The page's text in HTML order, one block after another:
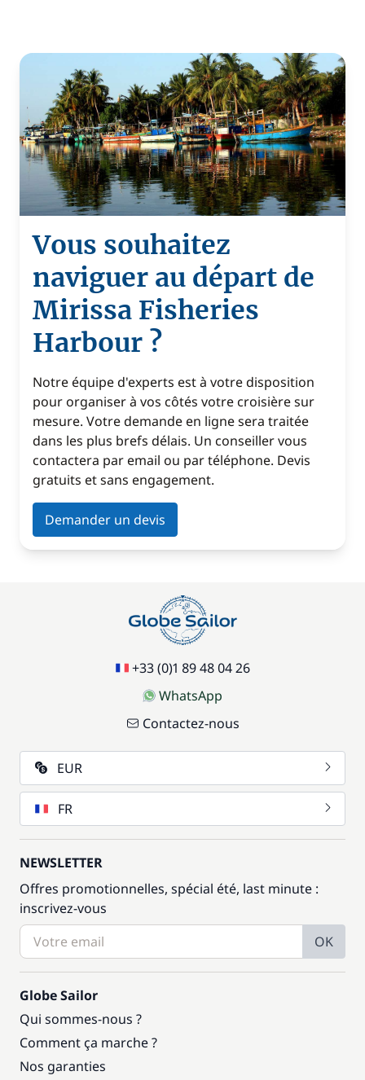
Vous souhaitez
naviguer au départ de
Mirissa Fisheries
Harbour ?
Notre équipe d'experts est à votre disposition
pour organiser à vos côtés votre croisière sur
mesure. Votre demande en ligne sera traitée
dans les plus brefs délais. Un conseiller vous
contactera par email ou par téléphone. Devis
gratuits et sans engagement.
Demander un devis
+33 (0)1 89 48 04 26
WhatsApp
Contactez-nous
EUR
FR
NEWSLETTER
Offres promotionnelles, spécial été, last minute :
inscrivez-vous
OK
Globe Sailor
Qui sommes-nous ?
Comment ça marche ?
Nos garanties